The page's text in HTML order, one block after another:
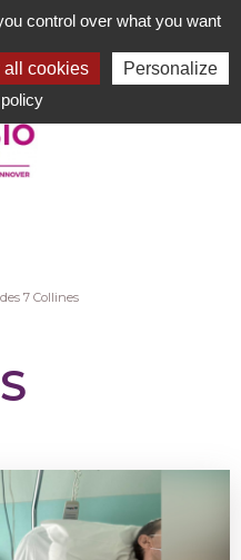
7 Collines
control over what you want
all cookies
Personalize